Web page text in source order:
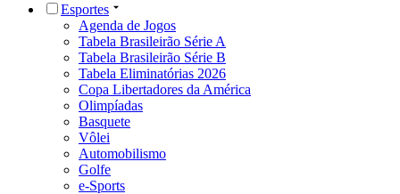
Esportes
Agenda de Jogos
Tabela Brasileirão Série A
Tabela Brasileirão Série B
Tabela Eliminatórias 2026
Copa Libertadores da América
Olimpíadas
Basquete
Vôlei
Automobilismo
Golfe
e-Sports